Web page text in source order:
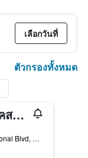
เลือกวันที่
ตัวกรองทั้งหมด
โรงแรมโคสต์เกทเวย์
18415 International Blvd, ซีแอตเทิล, WA, สหรัฐอเมริกา